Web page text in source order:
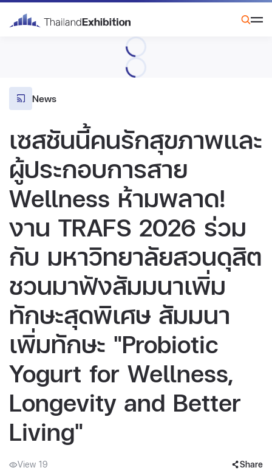
News
เซสชันนี้คนรักสุขภาพและ
ผู้ประกอบการสาย
Wellness ห้ามพลาด!
งาน TRAFS 2026 ร่วม
กับ มหาวิทยาลัยสวนดุสิต
ชวนมาฟังสัมมนาเพิ่ม
ทักษะสุดพิเศษ สัมมนา
เพิ่มทักษะ "Probiotic
Yogurt for Wellness,
Longevity and Better
Living"
View 19 Share